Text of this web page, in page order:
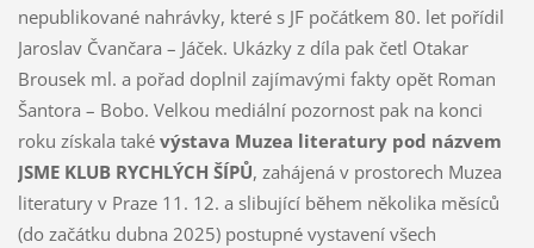
nepublikované nahrávky, které s JF počátkem 80. let pořídil
Jaroslav Čvančara – Jáček. Ukázky z díla pak četl Otakar
Brousek ml. a pořad doplnil zajímavými fakty opět Roman
Šantora – Bobo. Velkou mediální pozornost pak na konci
roku získala také výstava Muzea literatury pod názvem
JSME KLUB RYCHLÝCH ŠÍPŮ, zahájená v prostorech Muzea
literatury v Praze 11. 12. a slibující během několika měsíců
(do začátku dubna 2025) postupné vystavení všech